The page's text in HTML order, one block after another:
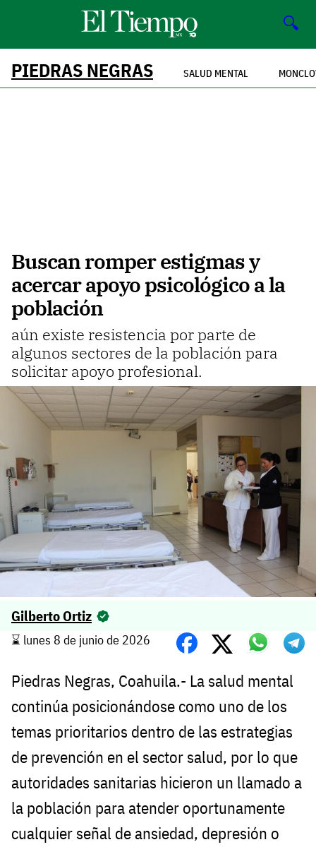
🔍
PIEDRAS NEGRAS SALUD MENTAL
Buscan romper estigmas y
acercar apoyo psicológico a la
población
aún existe resistencia por parte de
algunos sectores de la población para
solicitar apoyo profesional.
Gilberto Ortiz
⌛️ lunes 8 de junio de 2026
Piedras Negras, Coahuila.- La salud mental
continúa posicionándose como uno de los
temas prioritarios dentro de las estrategias
de prevención en el sector salud, por lo que
autoridades sanitarias hicieron un llamado a
la población para atender oportunamente
cualquier señal de ansiedad, depresión o